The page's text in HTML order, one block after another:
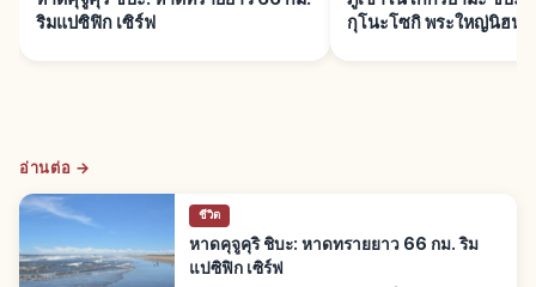
ริมแปซิฟิก เซิร์ฟ
กุโนะโซกิ พระใหญ่นิฮนจิ
อ่านต่อ →
ชีวิต
หาดคุจูคุริ ชิบะ: หาดทรายยาว 66 กม. ริม
แปซิฟิก เซิร์ฟ